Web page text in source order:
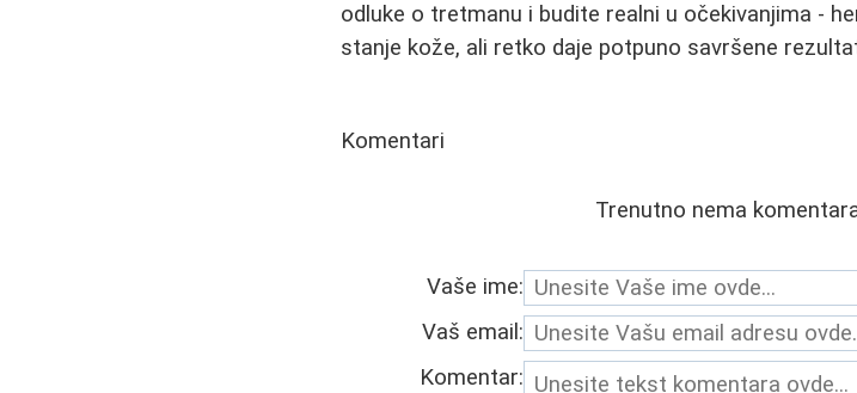
odluke o tretmanu i budite realni u očekivanjima -
stanje kože, ali retko daje potpuno savršene
Komentari
Trenutno nema
Vaše ime:
Vaš email:
Komentar: